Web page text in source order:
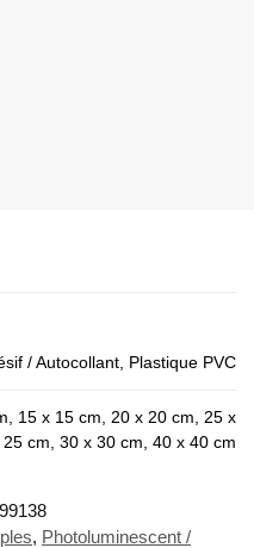
/ Autocollant, Plastique PVC
15 x 15 cm, 20 x 20 cm, 25 x
25 cm, 30 x 30 cm, 40 x 40 cm
, Photoluminescent /